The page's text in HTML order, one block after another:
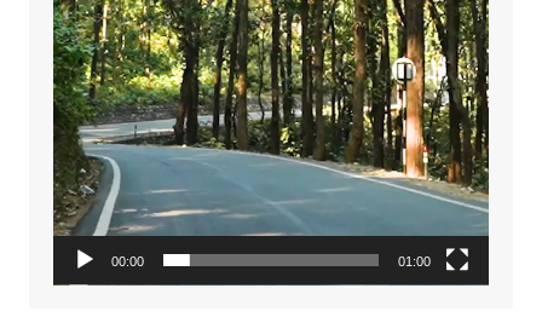
00:00 01:00